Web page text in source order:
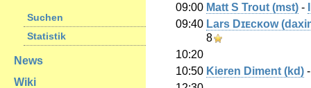
Suchen
Statistik
News
Wiki
09:00 Matt S Trout (‎mst‎) -
09:40 Lars Dɪᴇᴄᴋᴏᴡ
8
10:20
10:50 Kieren Diment (‎kd‎)